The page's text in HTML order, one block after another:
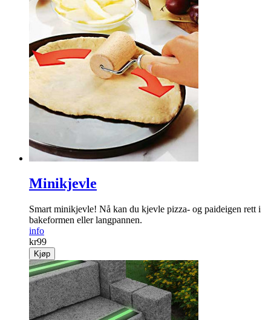
Minikjevle
Smart minikjevle! Nå kan du kjevle pizza- og paideigen rett i
bakeformen eller langpannen.
info
kr99
Kjøp